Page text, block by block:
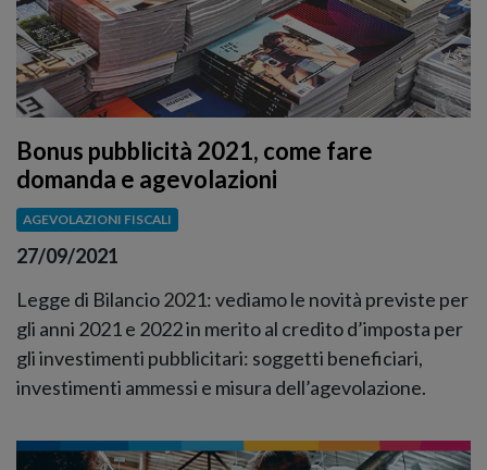
Bonus pubblicità 2021, come fare
domanda e agevolazioni
AGEVOLAZIONI FISCALI
27/09/2021
Legge di Bilancio 2021: vediamo le novità previste per
gli anni 2021 e 2022 in merito al credito d’imposta per
gli investimenti pubblicitari: soggetti beneficiari,
investimenti ammessi e misura dell’agevolazione.